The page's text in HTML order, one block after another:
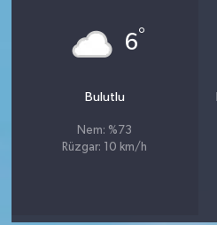
6°
Bulutlu
Nem: %73
Rüzgar: 10 km/h